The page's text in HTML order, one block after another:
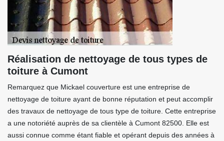
Réalisation de nettoyage de tous types de
toiture à Cumont
Remarquez que Mickael couverture est une entreprise de
nettoyage de toiture ayant de bonne réputation et peut accomplir
des travaux de nettoyage de tous type de toiture. Cette entreprise
a une notoriété auprès de sa clientèle à Cumont 82500. Elle est
aussi connue comme étant fiable et opérant depuis des années à